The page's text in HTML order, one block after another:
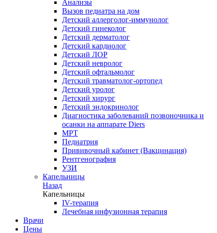
Анализы
Вызов педиатра на дом
Детский аллерголог-иммунолог
Детский гинеколог
Детский дерматолог
Детский кардиолог
Детский ЛОР
Детский невролог
Детский офтальмолог
Детский травматолог-ортопед
Детский уролог
Детский хирург
Детский эндокринолог
Диагностика заболеваний позвоночника и
осанки на аппарате Diers
МРТ
Педиатрия
Прививочный кабинет (Вакцинация)
Рентгенография
УЗИ
Капельницы
Назад
Капельницы
IV-терапия
Лечебная инфузионная терапия
Врачи
Цены